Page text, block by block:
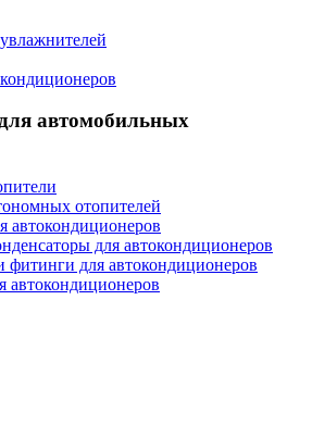
автомобильных
отопителей
автокондиционеров
для автокондиционеров
фитинги для автокондиционеров
автокондиционеров